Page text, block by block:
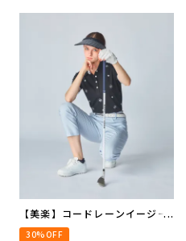
【美楽】コードレーンイージー
パンツ
30%OFF